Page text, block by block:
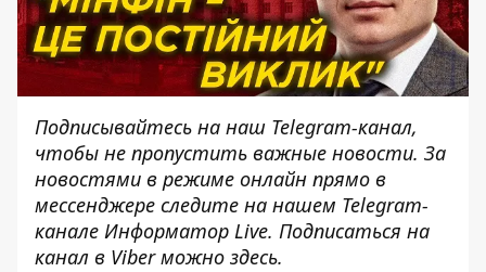
Подписывайтесь на наш Telegram-канал,
чтобы не пропустить важные новости. За
новостями в режиме онлайн прямо в
мессенджере следите на нашем Telegram-
канале Информатор Live. Подписаться на
канал в Viber можно здесь.